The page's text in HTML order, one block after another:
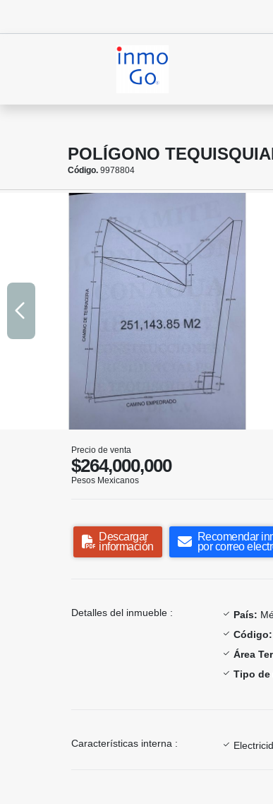
POLÍGONO
Código. 9978804
Precio de venta
$264,000,000
Pesos Mexicanos
Descargar
información
Recomendar
por correo
Detalles del inmueble : País:
Código:
Área
Tipo de
Características interna :